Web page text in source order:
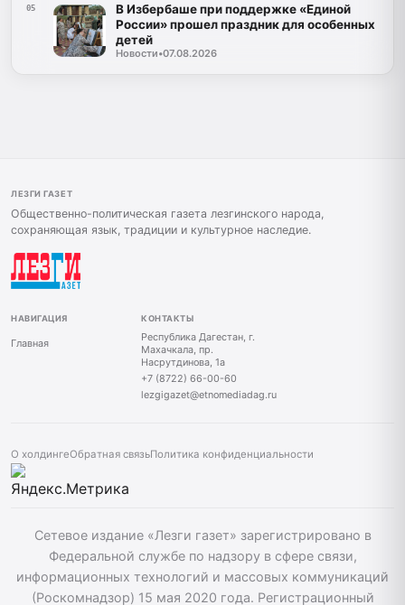
05
В Избербаше при поддержке «Единой
России» прошел праздник для особенных
детей
Новости•07.08.2026
ЛЕЗГИ ГАЗЕТ
Общественно-политическая газета лезгинского народа,
сохраняющая язык, традиции и культурное наследие.
НАВИГАЦИЯ
Главная
КОНТАКТЫ
Республика Дагестан, г.
Махачкала, пр.
Насрутдинова, 1а
+7 (8722) 66-00-60
lezgigazet@etnomediadag.ru
О холдингеОбратная связьПолитика конфиденциальности
Сетевое издание «Лезги газет» зарегистрировано в
Федеральной службе по надзору в сфере связи,
информационных технологий и массовых коммуникаций
(Роскомнадзор) 15 мая 2020 года. Регистрационный